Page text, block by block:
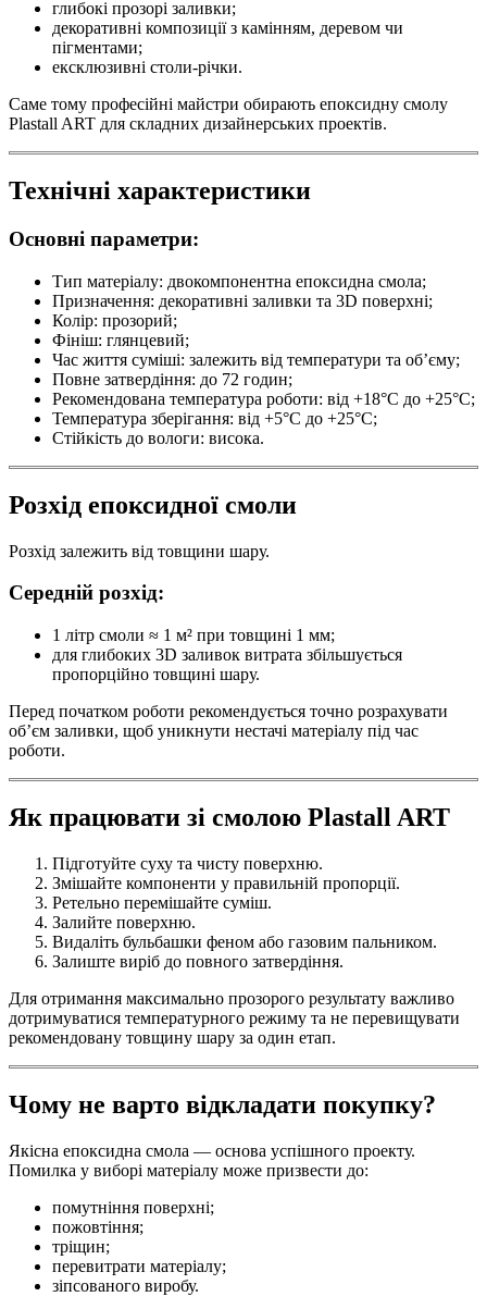
глибокі прозорі заливки;
декоративні композиції з камінням, деревом чи
пігментами;
ексклюзивні столи-річки.
Саме тому професійні майстри обирають епоксидну смолу
Plastall ART для складних дизайнерських проектів.
Технічні характеристики
Основні параметри:
Тип матеріалу: двокомпонентна епоксидна смола;
Призначення: декоративні заливки та 3D поверхні;
Колір: прозорий;
Фініш: глянцевий;
Час життя суміші: залежить від температури та об’єму;
Повне затвердіння: до 72 годин;
Рекомендована температура роботи: від +18°C до +25°C;
Температура зберігання: від +5°C до +25°C;
Стійкість до вологи: висока.
Розхід епоксидної смоли
Розхід залежить від товщини шару.
Середній розхід:
1 літр смоли ≈ 1 м² при товщині 1 мм;
для глибоких 3D заливок витрата збільшується
пропорційно товщині шару.
Перед початком роботи рекомендується точно розрахувати
об’єм заливки, щоб уникнути нестачі матеріалу під час
роботи.
Як працювати зі смолою Plastall ART
Підготуйте суху та чисту поверхню.
Змішайте компоненти у правильній пропорції.
Ретельно перемішайте суміш.
Залийте поверхню.
Видаліть бульбашки феном або газовим пальником.
Залиште виріб до повного затвердіння.
Для отримання максимально прозорого результату важливо
дотримуватися температурного режиму та не перевищувати
рекомендовану товщину шару за один етап.
Чому не варто відкладати покупку?
Якісна епоксидна смола — основа успішного проекту.
Помилка у виборі матеріалу може призвести до:
помутніння поверхні;
пожовтіння;
тріщин;
перевитрати матеріалу;
зіпсованого виробу.